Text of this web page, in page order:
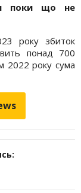
поки що не
року збиток
понад 700
2022 року сума